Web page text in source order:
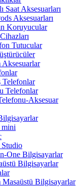
Saat Aksesuarları
Aksesuarları
Koruyucular
Tutucular
Aksesuarlar
Telefonlar
Telefonlar
Aksesuar
One Bilgisayarlar
Bilgisayarlar
Masaüstü Bilgisayarlar